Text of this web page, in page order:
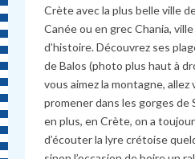
Crète avec la plus belle ville
Canée ou en grec Chania,
d’histoire. Découvrez ses
de Balos (photo plus haut à
vous aimez la montagne, allez
promener dans les gorges de
en plus, en Crète, on a
d’écouter la lyre crétoise